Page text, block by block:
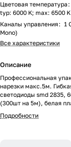
Цветовая температура :
typ: 6000 K; max: 6500 K
Каналы управления : 1
Mono)
Все характеристики
Описание
Профессиональная
нарезки макс.5м.
светодиоды smd 2835,
(300шт на 5м), белая
скотч 3М. Цвет БЕЛЫЙ
Питание 24V, мощность
Подробности